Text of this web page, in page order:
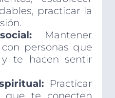
practicar la
Mantener
con personas que
te hacen sentir
Practicar